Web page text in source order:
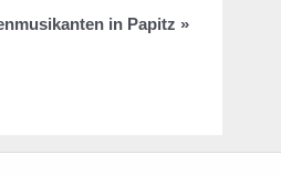
in Papitz »